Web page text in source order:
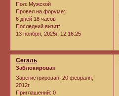
Пол: Мужской
Провел на форуме:
6 дней 18 часов
Последний визит:
13 ноября, 2025г. 12:16:25
Сегаль
Заблокирован
Зарегистрирован: 20 февраля,
2012г.
Приглашений: 0